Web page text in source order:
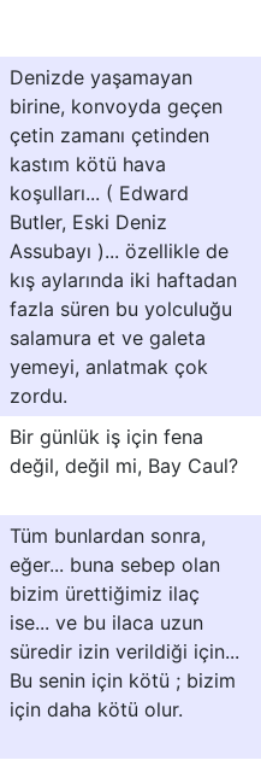
Denizde yaşamayan
birine, konvoyda geçen
çetin zamanı çetinden
kastım kötü hava
koşulları... ( Edward
Butler, Eski Deniz
Assubayı )... özellikle de
kış aylarında iki haftadan
fazla süren bu yolculuğu
salamura et ve galeta
yemeyi, anlatmak çok
zordu.
Bir günlük iş için fena
değil, değil mi, Bay Caul?
Tüm bunlardan sonra,
eğer... buna sebep olan
bizim ürettiğimiz ilaç
ise... ve bu ilaca uzun
süredir izin verildiği için...
Bu senin için kötü ; bizim
için daha kötü olur.